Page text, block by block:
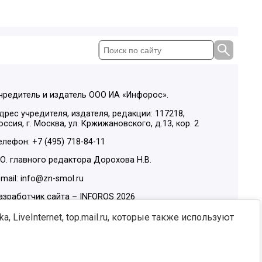
и издатель ООО ИА «Инфорос».
учредителя, издателя, редакции: 117218,
г. Москва, ул. Кржижановского, д.13, кор. 2
+7 (495) 718-84-11
главного редактора Дорохова Н.В.
info@zn-smol.ru
сайта –
INFOROS 2026
в социальных сетях:
LiveInternet, top.mail.ru, которые также используют